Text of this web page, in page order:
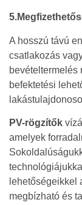
A hosszú távú
csatlakozás
bevételtermelés
befektetési
PV-rögzítők
amelyek
lehetőségeikkel
megbízható és